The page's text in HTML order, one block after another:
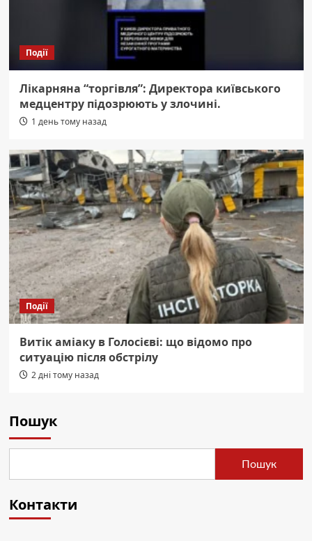
Події
Лікарняна “торгівля”: Директора київського
медцентру підозрюють у злочині.
1 день тому назад
Події
Витік аміаку в Голосієві: що відомо про
ситуацію після обстрілу
2 дні тому назад
Пошук
Пошук
Контакти